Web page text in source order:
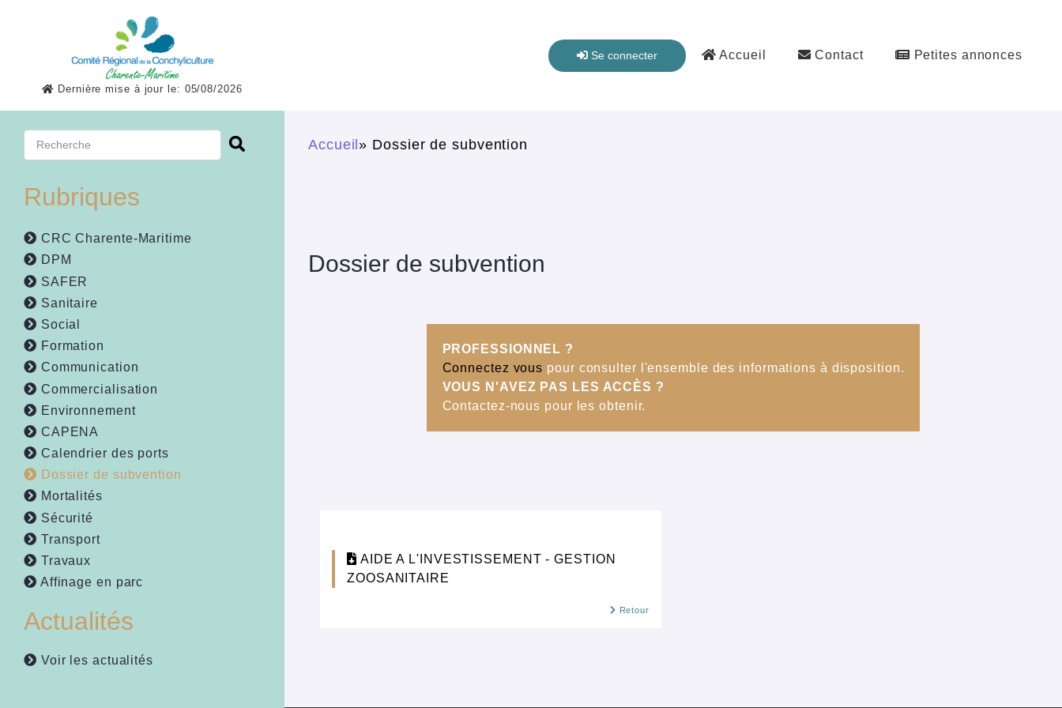
Se connecter Accueil Contact Petites annonces
Dernière mise à jour le: 05/08/2026
Formulaire de
recherche
Recherche
Rubriques
CRC Charente-Maritime
DPM
SAFER
Sanitaire
Social
Formation
Communication
Commercialisation
Environnement
CAPENA
Calendrier des ports
Dossier de subvention
Mortalités
Sécurité
Transport
Travaux
Affinage en parc
Actualités
Voir les actualités
Vous êtes ici
Accueil» Dossier de subvention
Dossier de subvention
PROFESSIONNEL ?
Connectez vous pour consulter l'ensemble des informations à disposition.
VOUS N'AVEZ PAS LES ACCÈS ?
Contactez-nous pour les obtenir.
AIDE A L'INVESTISSEMENT - GESTION
ZOOSANITAIRE
Retour